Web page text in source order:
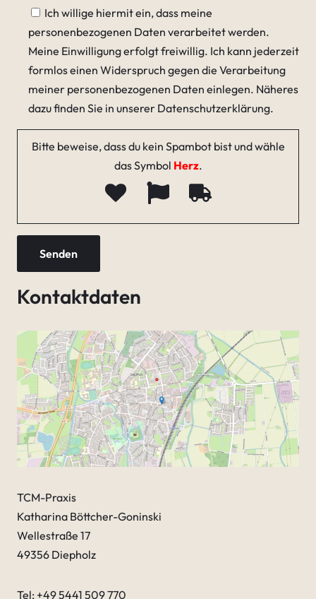
Ich willige hiermit ein, dass meine
personenbezogenen Daten verarbeitet werden.
Meine Einwilligung erfolgt freiwillig. Ich kann jederzeit
formlos einen Widerspruch gegen die Verarbeitung
meiner personenbezogenen Daten einlegen. Näheres
dazu finden Sie in unserer Datenschutzerklärung.
Bitte beweise, dass du kein Spambot bist und wähle
das Symbol Herz.
Kontaktdaten
TCM-Praxis
Katharina Böttcher-Goninski
Wellestraße 17
49356 Diepholz
Tel: +49 5441 509 770